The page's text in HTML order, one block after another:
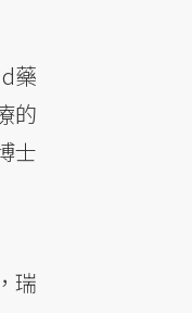
藥
的
士
瑞